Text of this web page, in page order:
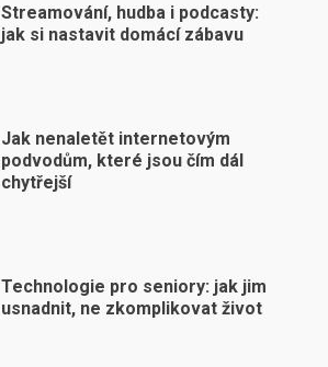
Streamování, hudba i podcasty:
jak si nastavit domácí zábavu
Jak nenaletět internetovým
podvodům, které jsou čím dál
chytřejší
Technologie pro seniory: jak jim
usnadnit, ne zkomplikovat život